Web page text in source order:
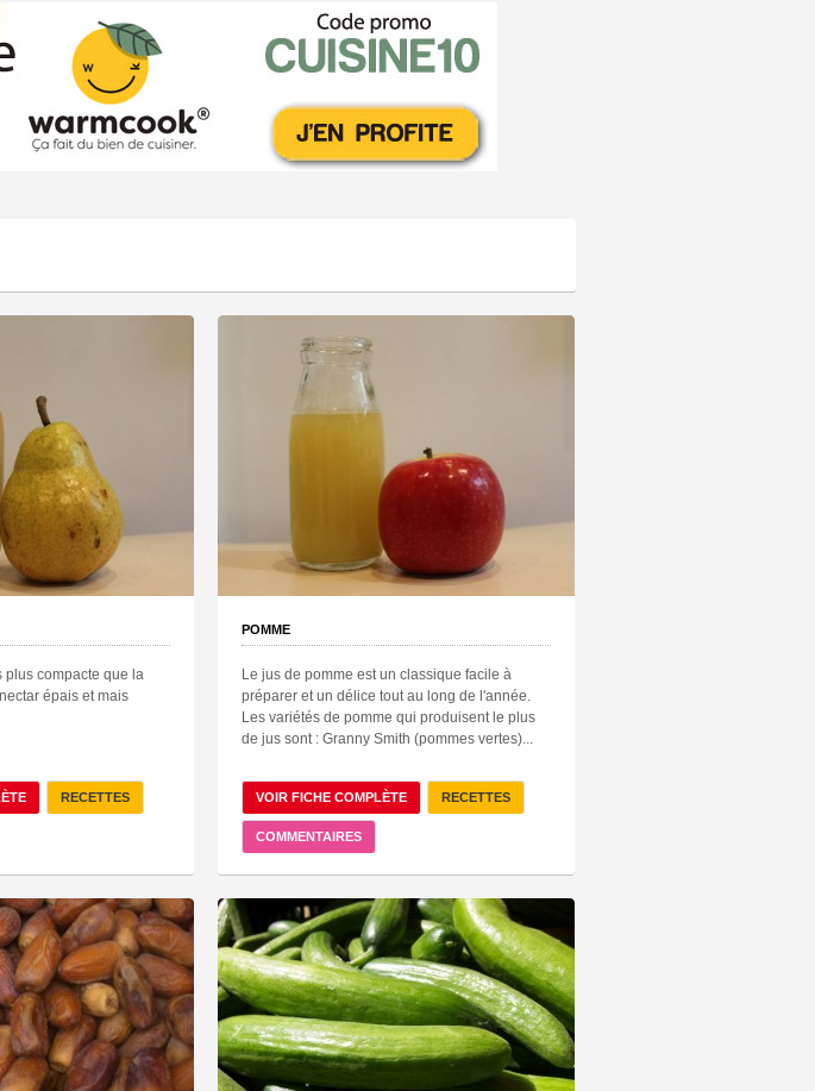
plus compacte que la
épais et mais
RECETTES
POMME
Le jus de pomme est un classique facile à
préparer et un délice tout au long de l'année.
Les variétés de pomme qui produisent le plus
de jus sont : Granny Smith (pommes vertes)...
VOIR FICHE COMPLÈTE RECETTES
COMMENTAIRES